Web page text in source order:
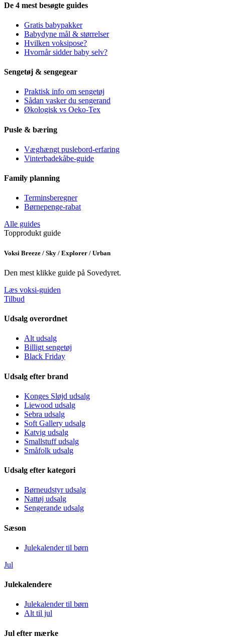
De 4 mest besøgte guides
Gratis babypakker
Babydyne mål & størrelser
Hvilken voksipose?
Hvornår sidder baby selv?
Sengetøj & sengegear
Praktisk info om sengetøj
Sådan vasker du sengerand
Økologisk vs Oeko-Tex
Pusle & bæring
Væghængt puslebord-erfaring
Vinterbadekåbe-guide
Family planning
Terminsberegner
Børnepenge-rabat
Alle guides
Topprodukt guide
Voksi Breeze / Sky / Explorer / Urban
Den mest klikke guide på Sovedyret.
Læs voksi-guiden
Tilbud
Udsalg overordnet
Alt udsalg
Billigt sengetøj
Black Friday
Udsalg efter brand
Konges Sløjd udsalg
Liewood udsalg
Sebra udsalg
Soft Gallery udsalg
Katvig udsalg
Smallstuff udsalg
Småfolk udsalg
Udsalg efter kategori
Børneudstyr udsalg
Nattøj udsalg
Sengerande udsalg
Sæson
Julekalender til børn
Jul
Julekalendere
Julekalender til børn
Alt til jul
Jul efter mærke